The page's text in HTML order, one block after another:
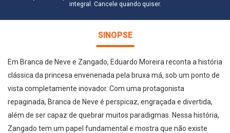
integral. Cancele quando quiser.
SINOPSE
Em Branca de Neve e Zangado, Eduardo Moreira reconta a história
clássica da princesa envenenada pela bruxa má, sob um ponto de
vista completamente inovador. Com uma protagonista
repaginada, Branca de Neve é perspicaz, engraçada e divertida,
além de ser capaz de quebrar muitos paradigmas. Nessa história,
Zangado tem um papel fundamental e mostra que não existe